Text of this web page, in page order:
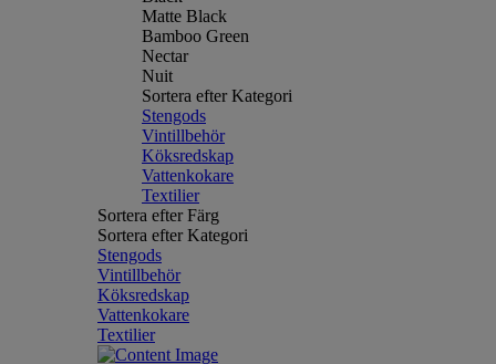
Matte Black
Bamboo Green
Nectar
Nuit
Sortera efter Kategori
Stengods
Vintillbehör
Köksredskap
Vattenkokare
Textilier
Sortera efter Färg
Sortera efter Kategori
Stengods
Vintillbehör
Köksredskap
Vattenkokare
Textilier